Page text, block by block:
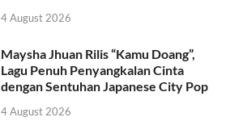
4 August 2026
Maysha Jhuan Rilis “Kamu Doang”,
Lagu Penuh Penyangkalan Cinta
dengan Sentuhan Japanese City Pop
4 August 2026